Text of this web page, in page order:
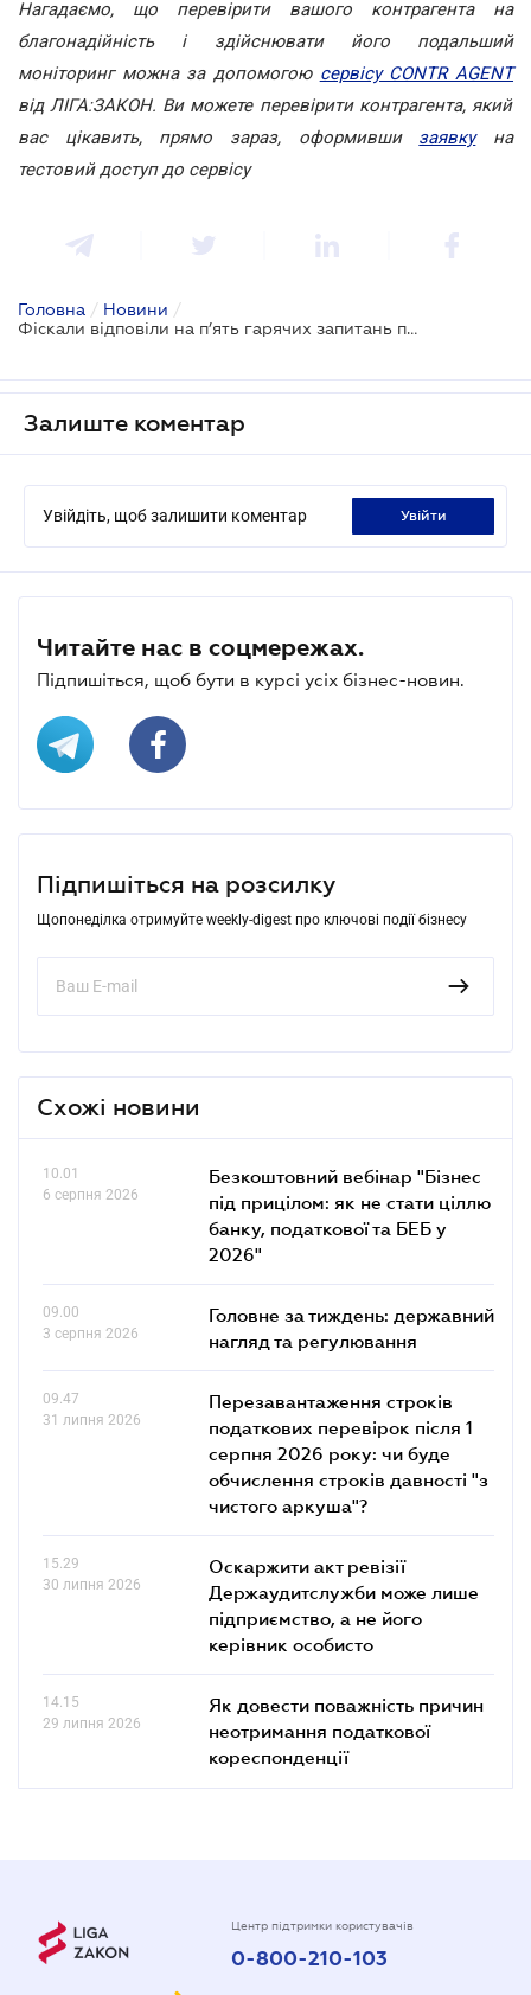
Нагадаємо, що перевірити вашого контрагента на
благонадійність і здійснювати його подальший
моніторинг можна за допомогою сервісу CONTR AGENT
від ЛІГА:ЗАКОН. Ви можете перевірити контрагента, який
вас цікавить, прямо зараз, оформивши заявкуна
тестовий доступ до сервісу
Головна / Новини /
Фіскали відповіли на п’ять гарячих запитань про камеральні перевірки
Залиште коментар
Увійдіть, щоб залишити коментар увійти
Читайте нас в соцмережах.
Підпишіться, щоб бути в курсі усіх бізнес-новин.
Підпишіться на розсилку
Щопонеділка отримуйте weekly-digest про ключові події бізнесу
Схожі новини
10.01
6 серпня 2026
Безкоштовний вебінар "Бізнес
під прицілом: як не стати ціллю
банку, податкової та БЕБ у
2026"
09.00
3 серпня 2026
Головне за тиждень: державний
нагляд та регулювання
09.47
31 липня 2026
Перезавантаження строків
податкових перевірок після 1
серпня 2026 року: чи буде
обчислення строків давності "з
чистого аркуша"?
15.29
30 липня 2026
Оскаржити акт ревізії
Держаудитслужби може лише
підприємство, а не його
керівник особисто
14.15
29 липня 2026
Як довести поважність причин
неотримання податкової
кореспонденції
Центр підтримки користувачів
0-800-210-103